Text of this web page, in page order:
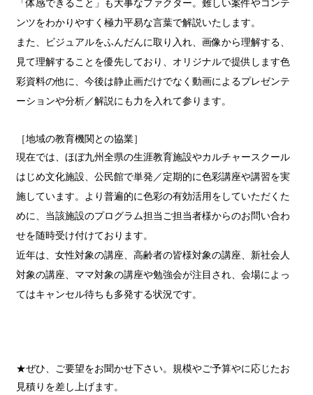
「体感できること」も大事なファクター。難しい案件やコンテ
ンツをわかりやすく極力平易な言葉で解説いたします。
また、ビジュアルをふんだんに取り入れ、画像から理解する、
見て理解することを優先しており、オリジナルで提供します色
彩資料の他に、今後は静止画だけでなく動画によるプレゼンテ
ーションや分析／解説にも力を入れて参ります。
［地域の教育機関との協業］
現在では、ほぼ九州全県の生涯教育施設やカルチャースクール
はじめ文化施設、公民館で単発／定期的に色彩講座や講習を実
施しています。より普遍的に色彩の有効活用をしていただくた
めに、当該施設のプログラム担当ご担当者様からのお問い合わ
せを随時受け付けております。
近年は、女性対象の講座、高齢者の皆様対象の講座、新社会人
対象の講座、ママ対象の講座や勉強会が注目され、会場によっ
てはキャンセル待ちも多発する状況です。
★ぜひ、ご要望をお聞かせ下さい。規模やご予算やに応じたお
見積りを差し上げます。